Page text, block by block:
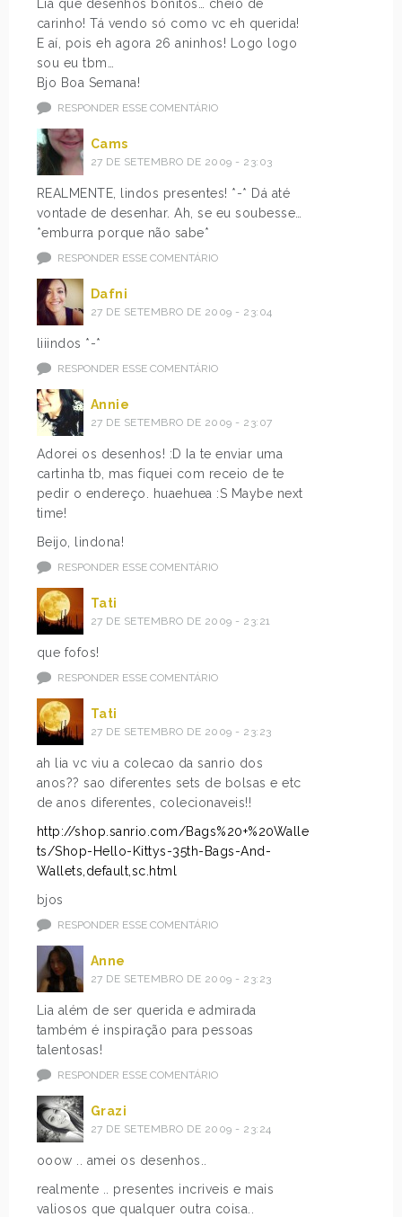
Lia que desenhos bonitos… cheio de
carinho! Tá vendo só como vc eh querida!
E aí, pois eh agora 26 aninhos! Logo logo
sou eu tbm…
Bjo Boa Semana!
RESPONDER ESSE COMENTÁRIO
Cams
27 DE SETEMBRO DE 2009 - 23:03
REALMENTE, lindos presentes! *-* Dá até
vontade de desenhar. Ah, se eu soubesse…
*emburra porque não sabe*
RESPONDER ESSE COMENTÁRIO
Dafni
27 DE SETEMBRO DE 2009 - 23:04
liiindos *-*
RESPONDER ESSE COMENTÁRIO
Annie
27 DE SETEMBRO DE 2009 - 23:07
Adorei os desenhos! :D Ia te enviar uma
cartinha tb, mas fiquei com receio de te
pedir o endereço. huaehuea :S Maybe next
time!
Beijo, lindona!
RESPONDER ESSE COMENTÁRIO
Tati
27 DE SETEMBRO DE 2009 - 23:21
que fofos!
RESPONDER ESSE COMENTÁRIO
Tati
27 DE SETEMBRO DE 2009 - 23:23
ah lia vc viu a colecao da sanrio dos
anos?? sao diferentes sets de bolsas e etc
de anos diferentes, colecionaveis!!
http://shop.sanrio.com/Bags%20+%20Walle
ts/Shop-Hello-Kittys-35th-Bags-And-
Wallets,default,sc.html
bjos
RESPONDER ESSE COMENTÁRIO
Anne
27 DE SETEMBRO DE 2009 - 23:23
Lia além de ser querida e admirada
também é inspiração para pessoas
talentosas!
RESPONDER ESSE COMENTÁRIO
Grazi
27 DE SETEMBRO DE 2009 - 23:24
ooow .. amei os desenhos..
realmente .. presentes incriveis e mais
valiosos que qualquer outra coisa..